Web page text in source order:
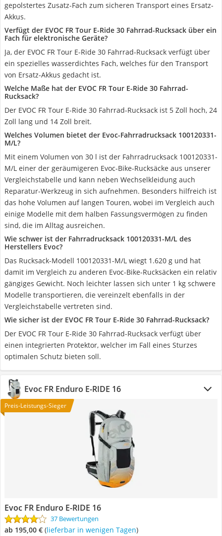
gepolstertes Zusatz-Fach zum sicheren Transport eines Ersatz-
Akkus.
Verfügt der EVOC FR Tour E-Ride 30 Fahrrad-Rucksack über ein
Fach für elektronische Geräte?
Ja, der EVOC FR Tour E-Ride 30 Fahrrad-Rucksack verfügt über
ein spezielles wasserdichtes Fach, welches für den Transport
von Ersatz-Akkus gedacht ist.
Welche Maße hat der EVOC FR Tour E-Ride 30 Fahrrad-
Rucksack?
Der EVOC FR Tour E-Ride 30 Fahrrad-Rucksack ist 5 Zoll hoch, 24
Zoll lang und 14 Zoll breit.
Welches Volumen bietet der Evoc-Fahrradrucksack 100120331-
M/L?
Mit einem Volumen von 30 l ist der Fahrradrucksack 100120331-
M/L einer der geräumigeren Evoc-Bike-Rucksäcke aus unserer
Vergleichstabelle und kann neben Wechselkleidung auch
Reparatur-Werkzeug in sich aufnehmen. Besonders hilfreich ist
das hohe Volumen auf langen Touren, wobei im Vergleich auch
einige Modelle mit dem halben Fassungsvermögen zu finden
sind, die im Alltag ausreichen.
Wie schwer ist der Fahrradrucksack 100120331-M/L des
Herstellers Evoc?
Das Rucksack-Modell 100120331-M/L wiegt 1.620 g und hat
damit im Vergleich zu anderen Evoc-Bike-Rucksäcken ein relativ
gängiges Gewicht. Noch leichter lassen sich unter 1 kg schwere
Modelle transportieren, die vereinzelt ebenfalls in der
Vergleichstabelle vertreten sind.
Wie sicher ist der EVOC FR Tour E-Ride 30 Fahrrad-Rucksack?
Der EVOC FR Tour E-Ride 30 Fahrrad-Rucksack verfügt über
einen integrierten Protektor, welcher im Fall eines Sturzes
optimalen Schutz bieten soll.
Evoc FR Enduro E-RIDE 16
Preis-Leistungs-Sieger
Evoc FR Enduro E-RIDE 16
37 Bewertungen
ab 195,00 € ( Lieferbar in wenigen Tagen)